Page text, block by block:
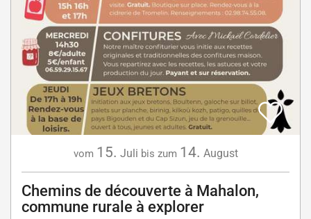
vom 15. Juli bis zum 14. August
Chemins de découverte à Mahalon,
commune rurale à explorer